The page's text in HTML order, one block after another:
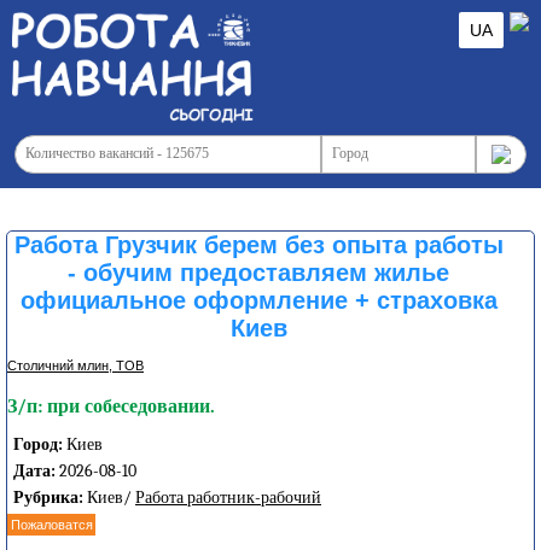
UA
Работа Грузчик берем без опыта работы
- обучим предоставляем жилье
официальное оформление + страховка
Киев
Столичний млин, ТОВ
З/п: при собеседовании.
Город: Киев
Дата: 2026-08-10
Рубрика: Киев/ Работа работник-рабочий
Пожаловатся